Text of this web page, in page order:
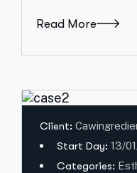
Read More
Client:
Start Day: 13/
Categories: